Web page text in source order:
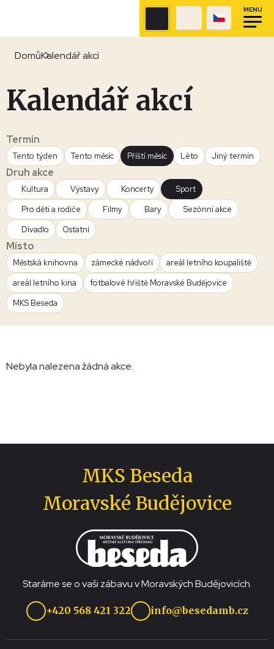
MENU
DomůKalendář akcí
Kalendář akcí
Termín
Tento týden Tento měsíc Příští měsíc Léto Jiný termín
Druh akce
Kultura Výstavy Koncerty
Sport
Pro děti a rodiče
Filmy Bary
Sezónní akce
Divadlo
Ostatní
Místo
Městská knihovna zámecké nádvoří
areál letního koupaliště
areál letního kina
fotbalové hřiště Moravské Budějovice
MKS Beseda
Nebyla nalezena žádná akce.
MKS Beseda
Moravské Budějovice
Staráme se o vaši zábavu v Moravských Budějovicích.
+420 568 421 322 info@besedamb.cz